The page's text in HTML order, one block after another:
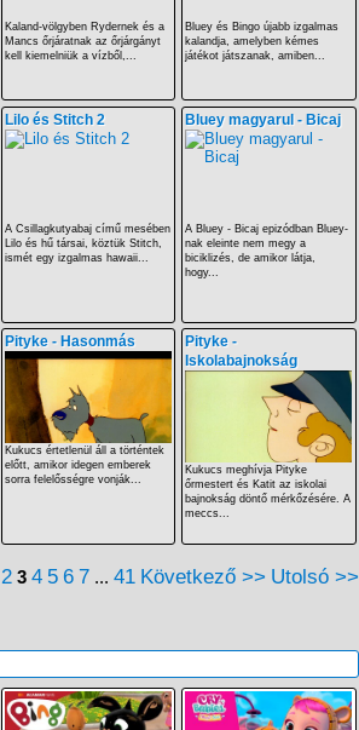
Kaland-völgyben Rydernek és a
Mancs őrjáratnak az őrjárgányt
kell kiemelniük a vízből,...
Bluey és Bingo újabb izgalmas
kalandja, amelyben kémes
játékot játszanak, amiben...
Lilo és Stitch 2
A Csillagkutyabaj című mesében
Lilo és hű társai, köztük Stitch,
ismét egy izgalmas hawaii...
Bluey magyarul - Bicaj
A Bluey - Bicaj epizódban Bluey-
nak eleinte nem megy a
biciklizés, de amikor látja,
hogy...
Pityke - Hasonmás
Kukucs értetlenül áll a történtek
előtt, amikor idegen emberek
sorra felelősségre vonják...
Pityke -
Iskolabajnokság
Kukucs meghívja Pityke
őrmestert és Katit az iskolai
bajnokság döntő mérkőzésére. A
meccs...
2 3 4 5 6 7... 41 Következő >> Utolsó >>